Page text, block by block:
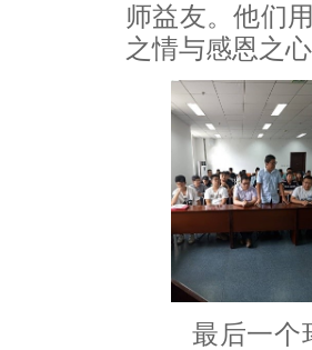
师益友。他们
之情与感恩之
最后一个环